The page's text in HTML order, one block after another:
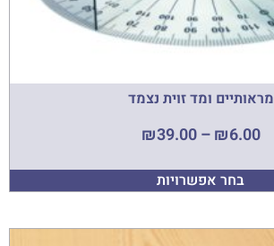
מראותיים ומד זוית נצמד
₪6.00
–
₪39.00
בחר אפשרויות